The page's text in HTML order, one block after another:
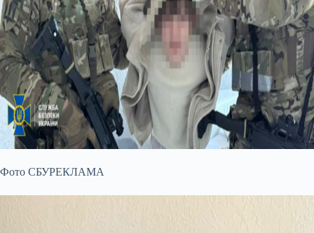
Фото СБУРЕКЛАМА